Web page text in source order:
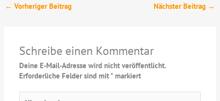
← Vorheriger Beitrag Nächster Beitrag →
Schreibe einen Kommentar
Deine E-Mail-Adresse wird nicht veröffentlicht.
Erforderliche Felder sind mit* markiert